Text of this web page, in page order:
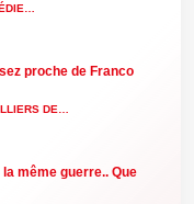
proche de Franco
DE…
même guerre.. Que